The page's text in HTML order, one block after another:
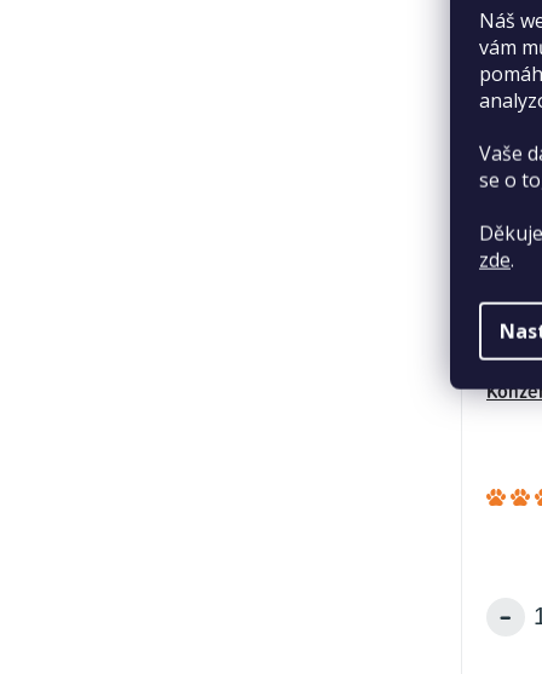
Náš
vám
Vaše
se o
zde.